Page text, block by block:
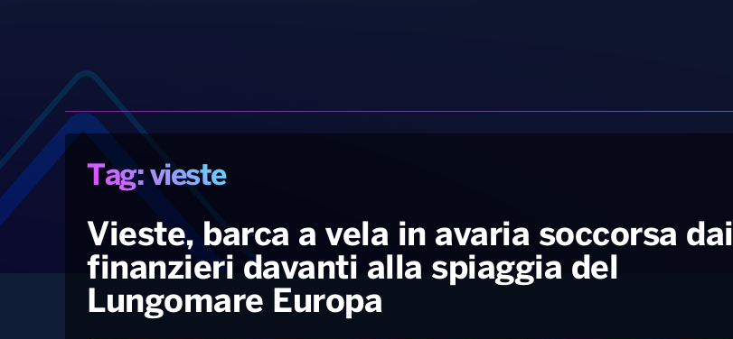
Tag: vieste
Vieste, barca a vela in avaria soccorsa dai
finanzieri davanti alla spiaggia del
Lungomare Europa